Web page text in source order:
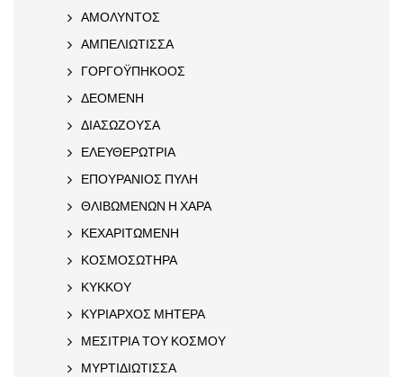
ΑΜΟΛΥΝΤΟΣ
ΑΜΠΕΛΙΩΤΙΣΣΑ
ΓΟΡΓΟΫΠΗΚΟΟΣ
ΔΕΟΜΕΝΗ
ΔΙΑΣΩΖΟΥΣΑ
ΕΛΕΥΘΕΡΩΤΡΙΑ
ΕΠΟΥΡΑΝΙΟΣ ΠΥΛΗ
ΘΛΙΒΩΜΕΝΩΝ Η ΧΑΡΑ
ΚΕΧΑΡΙΤΩΜΕΝΗ
ΚΟΣΜΟΣΩΤΗΡΑ
ΚΥΚΚΟΥ
ΚΥΡΙΑΡΧΟΣ ΜΗΤΕΡΑ
ΜΕΣΙΤΡΙΑ ΤΟΥ ΚΟΣΜΟΥ
ΜΥΡΤΙΔΙΩΤΙΣΣΑ